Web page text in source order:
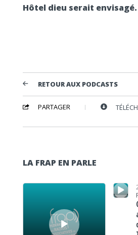
Hôtel dieu serait envisagé.
RETOUR AUX PODCASTS
PARTAGER
LA FRAP EN PARLE
Lecteur audio
Lecteur audio